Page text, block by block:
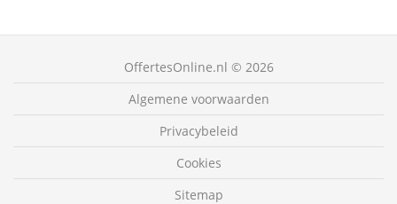
OffertesOnline.nl © 2026
Algemene voorwaarden
Privacybeleid
Cookies
Sitemap